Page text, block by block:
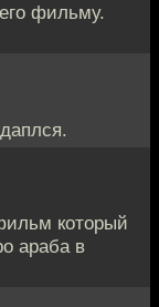
фильму.
который
араба в